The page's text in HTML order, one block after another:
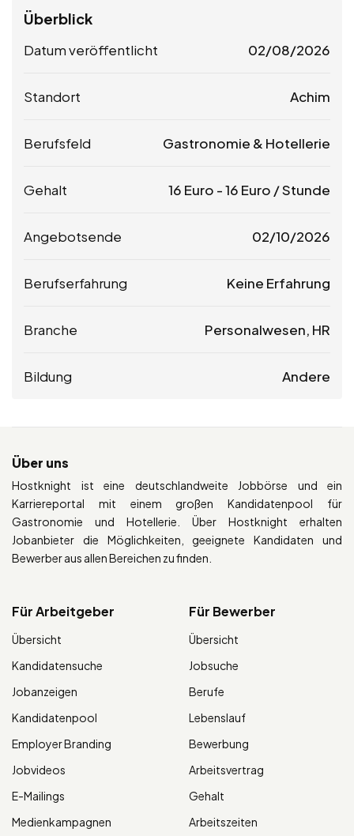
Überblick
Datum veröffentlicht 02/08/2026
Standort Achim
Berufsfeld Gastronomie & Hotellerie
Gehalt 16 Euro -16 Euro / Stunde
Angebotsende 02/10/2026
Berufserfahrung Keine Erfahrung
Branche Personalwesen, HR
Bildung Andere
Über uns
Hostknight ist eine deutschlandweite Jobbörse und ein
Karriereportal mit einem großen Kandidatenpool für
Gastronomie und Hotellerie. Über Hostknight erhalten
Jobanbieter die Möglichkeiten, geeignete Kandidaten und
Bewerber aus allen Bereichen zu finden.
Für Arbeitgeber
Übersicht
Kandidatensuche
Jobanzeigen
Kandidatenpool
Employer Branding
Jobvideos
E-Mailings
Medienkampagnen
Für Bewerber
Übersicht
Jobsuche
Berufe
Lebenslauf
Bewerbung
Arbeitsvertrag
Gehalt
Arbeitszeiten